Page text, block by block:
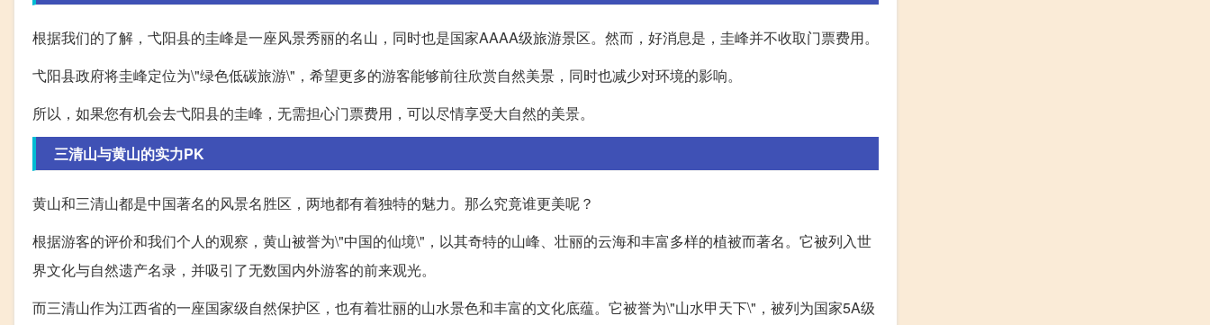
根据我们的了解，弋阳县的圭峰是一座风景秀丽的名山，同时也是国家AAAA级旅游景区。然而，好消息是，圭峰并不收取门票费用。
弋阳县政府将圭峰定位为\"绿色低碳旅游\"，希望更多的游客能够前往欣赏自然美景，同时也减少对环境的影响。
所以，如果您有机会去弋阳县的圭峰，无需担心门票费用，可以尽情享受大自然的美景。
三清山与黄山的实力PK
黄山和三清山都是中国著名的风景名胜区，两地都有着独特的魅力。那么究竟谁更美呢？
根据游客的评价和我们个人的观察，黄山被誉为\"中国的仙境\"，以其奇特的山峰、壮丽的云海和丰富多样的植被而著名。它被列入世
界文化与自然遗产名录，并吸引了无数国内外游客的前来观光。
而三清山作为江西省的一座国家级自然保护区，也有着壮丽的山水景色和丰富的文化底蕴。它被誉为\"山水甲天下\"，被列为国家5A级